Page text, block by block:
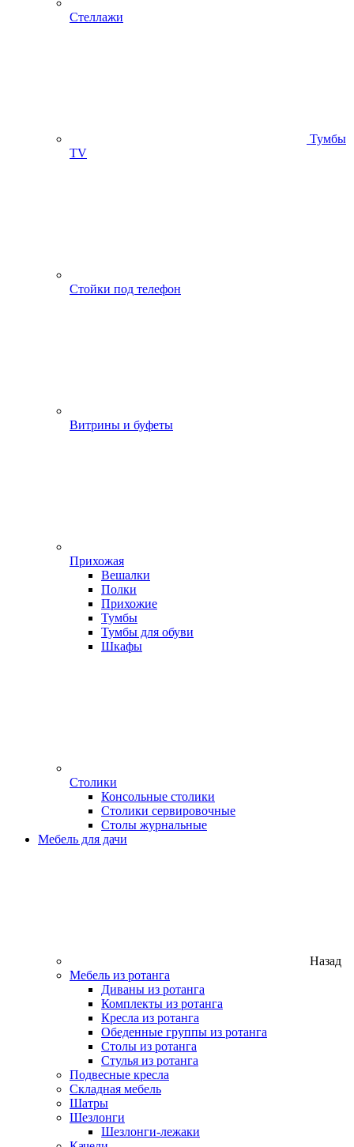
Стеллажи
Тумбы
ТV
Стойки под телефон
Витрины и буфеты
Прихожая
Вешалки
Полки
Прихожие
Тумбы
Тумбы для обуви
Шкафы
Столики
Консольные столики
Столики сервировочные
Столы журнальные
Мебель для дачи
Назад
Мебель из ротанга
Диваны из ротанга
Комплекты из ротанга
Кресла из ротанга
Обеденные группы из ротанга
Столы из ротанга
Стулья из ротанга
Подвесные кресла
Складная мебель
Шатры
Шезлонги
Шезлонги-лежаки